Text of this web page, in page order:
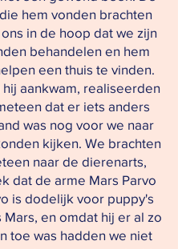
hem vonden brachten
in de hoop dat we zijn
behandelen en hem
een thuis te vinden.
hij aankwam, realiseerden
dat er iets anders
was nog voor we naar
kijken. We brachten
naar de dierenarts,
dat de arme Mars Parvo
is dodelijk voor puppy's
Mars, en omdat hij er al zo
toe was hadden we niet